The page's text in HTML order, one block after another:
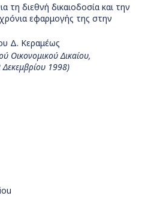
διεθνή δικαιοδοσία και την
εφαρμογής της στην
Δ. Κεραμέως
Οικονομικού Δικαίου,
Δεκεμβρίου 1998)